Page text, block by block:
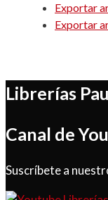
Exportar
Exportar
Librerías
Canal de
Suscríbete a